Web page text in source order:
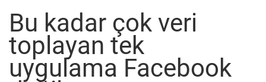
Bu kadar çok veri
toplayan tek
uygulama Facebook